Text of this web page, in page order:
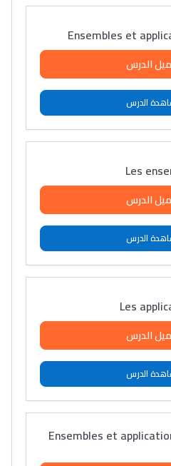
Ensembles et
الدرس
الدرس
Les
الدرس
الدرس
Les
الدرس
الدرس
Ensembles et